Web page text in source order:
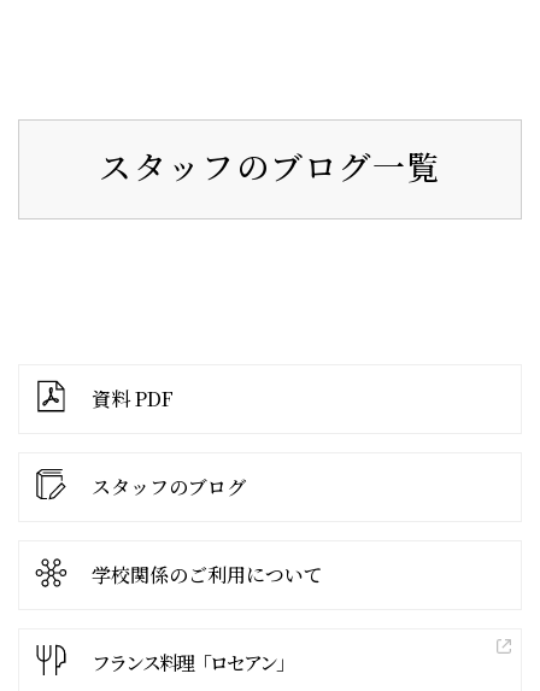
スタッフのブログ一覧
資料 PDF
スタッフのブログ
学校関係のご利用について
フランス料理「ロセアン」